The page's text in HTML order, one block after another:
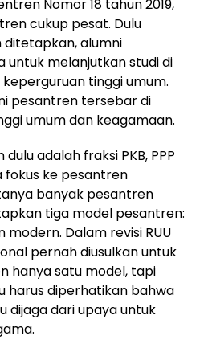
Nomor 18 tahun 2019,
cukup pesat. Dulu
ditetapkan, alumni
untuk melanjutkan studi di
tinggi umum.
pesantren tersebar di
umum dan keagamaan.
adalah fraksi PKB, PPP
fokus ke pesantren
banyak pesantren
tiga model pesantren:
modern. Dalam revisi RUU
pernah diusulkan untuk
hanya satu model, tapi
harus diperhatikan bahwa
dijaga dari upaya untuk